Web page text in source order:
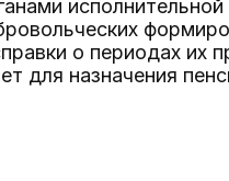
исполнительной
о периодах их
для назначения